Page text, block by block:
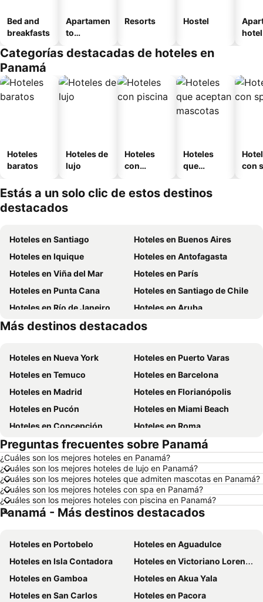
Bed and
breakfasts
Apartamen
to
o
Resorts Hostel
hotel
Categorías destacadas de hoteles en
Panamá
Hoteles
baratos
Hoteles de
lujo
Hoteles
con
Hoteles
que
mascotas
con
Estás a un solo clic de estos destinos
destacados
Hoteles en Santiago
Hoteles en Buenos Aires
Hoteles en Iquique
Hoteles en Antofagasta
Hoteles en Viña del Mar
Hoteles en París
Hoteles en Punta Cana
Hoteles en Santiago de Chile
Hoteles en Río de Janeiro
Hoteles en Aruba
Hoteles en Brasil
Hoteles en Curazao
Más destinos destacados
Hoteles en Nueva York
Hoteles en Puerto Varas
Hoteles en Temuco
Hoteles en Barcelona
Hoteles en Madrid
Hoteles en Florianópolis
Hoteles en Pucón
Hoteles en Miami Beach
Hoteles en Concepción
Hoteles en Roma
Hoteles en La Serena
Hoteles en Puerto Montt
Hoteles en Lima
Hoteles en Valdivia
Hoteles en San Andrés
Hoteles en Búzios
Hoteles en Chillán
Hoteles en Arica
Hoteles en Tacna
Hoteles en Chile
Hoteles en Isla de Pascua
Hoteles en Asunción
Hoteles en Cerdeña
Hoteles en Curicó
Hoteles en Provincia de Osorno
Hoteles en Jamaica
Hoteles en Lacio
Hoteles en Puerto Plata
Preguntas frecuentes sobre Panamá
¿Cuáles son los mejores hoteles en Panamá?
¿Cuáles son los mejores hoteles de lujo en Panamá?
¿Cuáles son los mejores hoteles que admiten mascotas en Panamá?
¿Cuáles son los mejores hoteles con spa en Panamá?
¿Cuáles son los mejores hoteles con piscina en Panamá?
Panamá - Más destinos destacados
Hoteles en Portobelo
Hoteles en Aguadulce
Hoteles en Isla Contadora
Hoteles en Victoriano Lorenzo
Hoteles en Gamboa
Hoteles en Akua Yala
Hoteles en San Carlos
Hoteles en Pacora